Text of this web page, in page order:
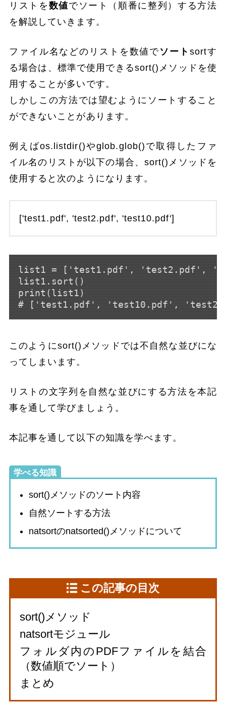
リストを 数値でソート（順番に整列）する方法
を解説していきます。
ファイル名などのリストを数値でソート sortす
る場合は、標準で使用できるsort()メソッドを使
用することが多いです。
しかしこの方法では望むようにソートすること
ができないことがあります。
例えばos.listdir()やglob.glob()で取得したファ
イル名のリストが以下の場合、sort()メソッドを
使用すると次のようになります。
['test1.pdf', 'test2.pdf', 'test10.pdf']
list1 = ['test1.pdf', 'test2.pdf',
list1.sort()
print(list1)
このようにsort()メソッドでは不自然な並びにな
ってしまいます。
リストの文字列を自然な並びにする方法を本記
事を通して学びましょう。
本記事を通して以下の知識を学べます。
学べる知識
sort()メソッドのソート内容
自然ソートする方法
natsortのnatsorted()メソッドについて
この記事の目次
sort()メソッド
natsortモジュール
フォルダ内のPDFファイルを結合
（数値順でソート）
まとめ